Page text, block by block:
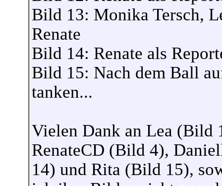
Bild 13: Monika Tersch,
Renate
Bild 14: Renate als
Bild 15: Nach dem Ball
tanken...
Vielen Dank an Lea (Bild
RenateCD (Bild 4),
14) und Rita (Bild 15),